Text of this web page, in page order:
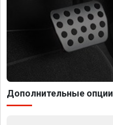
Дополнительные опции